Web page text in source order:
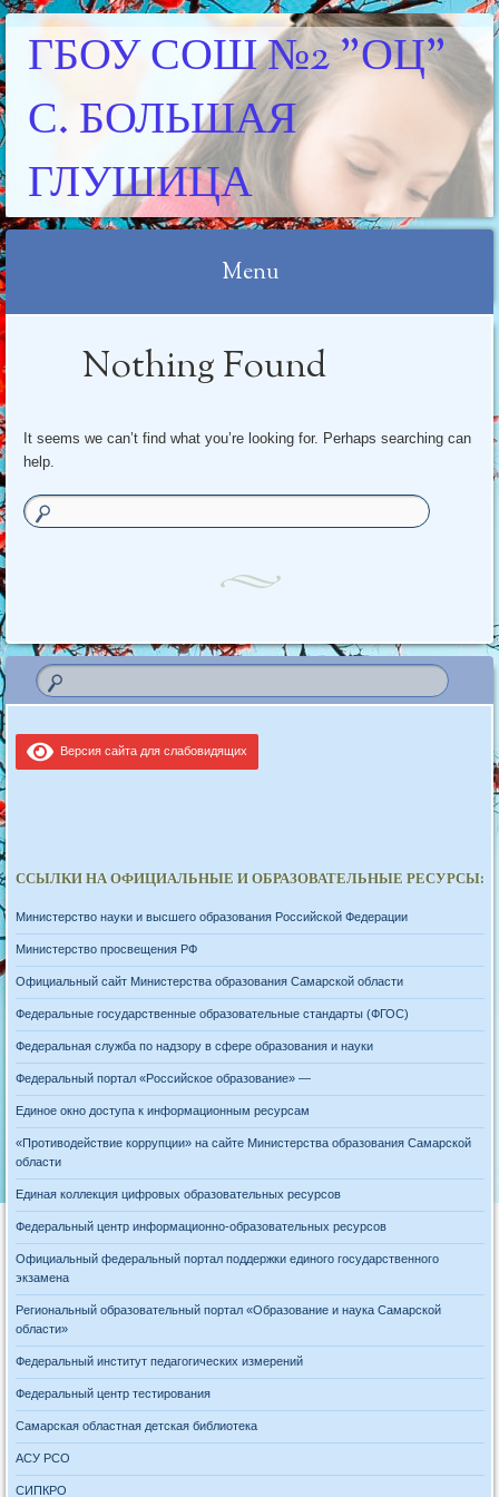
ГБОУ СОШ №2 "ОЦ"
С. БОЛЬШАЯ
ГЛУШИЦА
Menu
Nothing Found
It seems we can’t find what you’re looking for. Perhaps searching can
help.
Версия сайта для слабовидящих
ССЫЛКИ НА ОФИЦИАЛЬНЫЕ И ОБРАЗОВАТЕЛЬНЫЕ РЕСУРСЫ:
Министерство науки и высшего образования Российской Федерации
Министерство просвещения РФ
Официальный сайт Министерства образования Самарской области
Федеральные государственные образовательные стандарты (ФГОС)
Федеральная служба по надзору в сфере образования и науки
Федеральный портал «Российское образование» —
Единое окно доступа к информационным ресурсам
«Противодействие коррупции» на сайте Министерства образования Самарской
области
Единая коллекция цифровых образовательных ресурсов
Федеральный центр информационно-образовательных ресурсов
Официальный федеральный портал поддержки единого государственного
экзамена
Региональный образовательный портал «Образование и наука Самарской
области»
Федеральный институт педагогических измерений
Федеральный центр тестирования
Самарская областная детская библиотека
АСУ РСО
СИПКРО